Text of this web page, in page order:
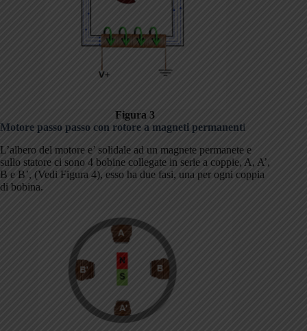
Figura 3
Motore passo passo con rotore a magneti permanenti
L’albero del motore e’ solidale ad un magnete permanete e
sullo statore ci sono 4 bobine collegate in serie a coppie, A, A’,
B e B’, (Vedi Figura 4), esso ha due fasi, una per ogni coppia
di bobina.